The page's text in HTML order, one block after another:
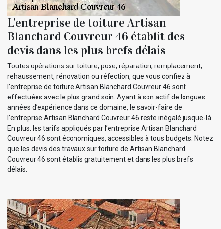
L’entreprise de toiture Artisan
Blanchard Couvreur 46 établit des
devis dans les plus brefs délais
Toutes opérations sur toiture, pose, réparation, remplacement,
rehaussement, rénovation ou réfection, que vous confiez à
l’entreprise de toiture Artisan Blanchard Couvreur 46 sont
effectuées avec le plus grand soin. Ayant à son actif de longues
années d’expérience dans ce domaine, le savoir-faire de
l’entreprise Artisan Blanchard Couvreur 46 reste inégalé jusque-là.
En plus, les tarifs appliqués par l’entreprise Artisan Blanchard
Couvreur 46 sont économiques, accessibles à tous budgets. Notez
que les devis des travaux sur toiture de Artisan Blanchard
Couvreur 46 sont établis gratuitement et dans les plus brefs
délais.